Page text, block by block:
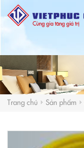
Trang chủ Sản phẩm